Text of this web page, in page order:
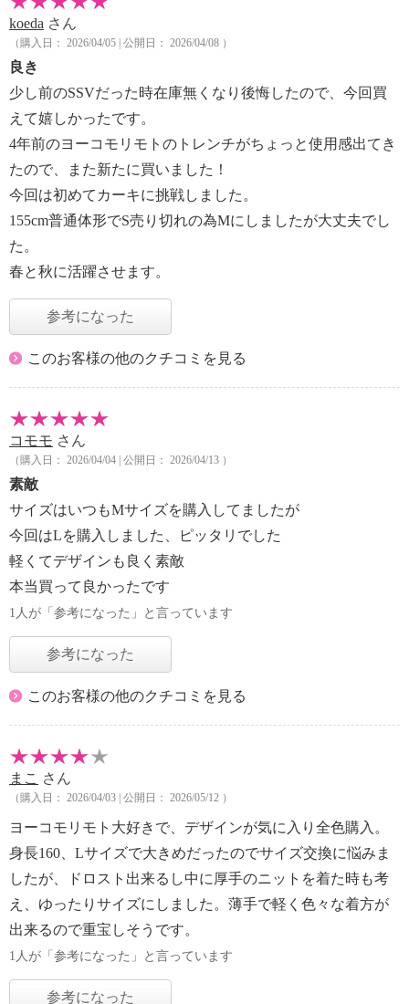
koeda さん
（購入日： 2026/04/05 | 公開日： 2026/04/08 ）
良き
少し前のSSVだった時在庫無くなり後悔したので、今回買
えて嬉しかったです。
4年前のヨーコモリモトのトレンチがちょっと使用感出てき
たので、また新たに買いました！
今回は初めてカーキに挑戦しました。
155cm普通体形でS売り切れの為Mにしましたが大丈夫でし
た。
春と秋に活躍させます。
参考になった
このお客様の他のクチコミを見る
コモモ さん
（購入日： 2026/04/04 | 公開日： 2026/04/13 ）
素敵
サイズはいつもMサイズを購入してましたが
今回はLを購入しました、ピッタリでした
軽くてデザインも良く素敵
本当買って良かったです
1人が「参考になった」と言っています
参考になった
このお客様の他のクチコミを見る
まこ さん
（購入日： 2026/04/03 | 公開日： 2026/05/12 ）
ヨーコモリモト大好きで、デザインが気に入り全色購入。
身長160、Lサイズで大きめだったのでサイズ交換に悩みま
したが、ドロスト出来るし中に厚手のニットを着た時も考
え、ゆったりサイズにしました。薄手で軽く色々な着方が
出来るので重宝しそうです。
1人が「参考になった」と言っています
参考になった